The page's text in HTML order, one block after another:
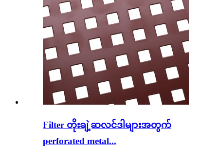
Filter တိုးချဲ့ဆလင်ဒါများအတွက်
perforated metal...